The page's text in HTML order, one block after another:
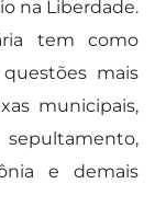
na Liberdade.
tem como
mais
municipais,
e demais